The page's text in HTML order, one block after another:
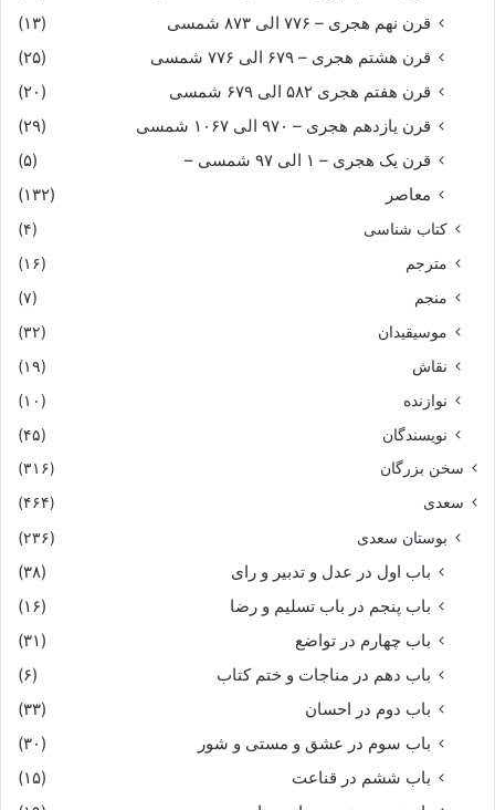
قرن نهم هجری – ۷۷۶ الی ۸۷۳ شمسی
(۱۳)
قرن هشتم هجری – ۶۷۹ الی ۷۷۶ شمسی
(۲۵)
قرن هفتم هجری ۵۸۲ الی ۶۷۹ شمسی
(۲۰)
قرن یازدهم هجری – ۹۷۰ الی ۱۰۶۷ شمسی
(۲۹)
قرن یک هجری – ۱ الی ۹۷ شمسی –
(۵)
معاصر
(۱۳۲)
کتاب شناسی
(۴)
مترجم
(۱۶)
منجم
(۷)
موسیقیدان
(۳۲)
نقاش
(۱۹)
نوازنده
(۱۰)
نویسندگان
(۴۵)
سخن بزرگان
(۳۱۶)
سعدی
(۴۶۴)
بوستان سعدی (۲۳۶)
باب اول در عدل و تدبیر و رای
(۳۸)
باب پنجم در باب تسلیم و رضا
(۱۶)
باب چهارم در تواضع
(۳۱)
باب دهم در مناجات و ختم کتاب
(۶)
باب دوم در احسان
(۳۳)
باب سوم در عشق و مستی و شور
(۳۰)
باب ششم در قناعت
(۱۵)